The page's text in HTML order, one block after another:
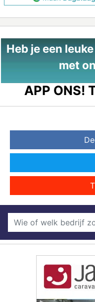
Heb je een
met
APP ONS!